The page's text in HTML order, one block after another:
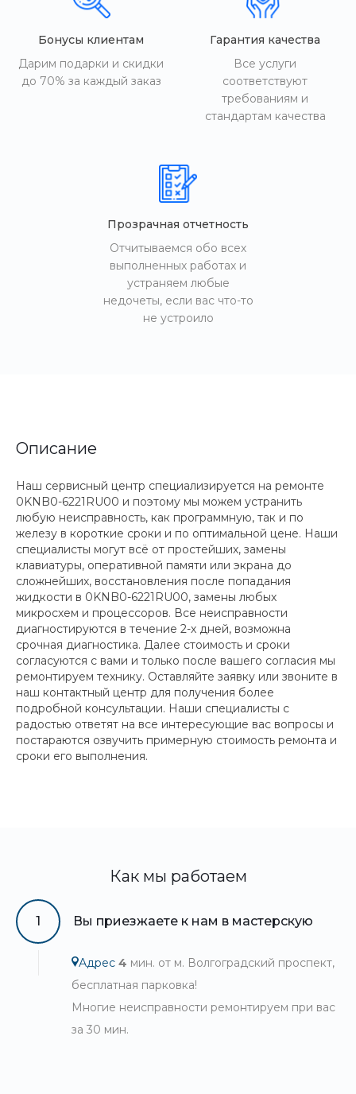
Бонусы клиентам
Дарим подарки и скидки
до 70% за каждый заказ
Гарантия качества
Все услуги
соответствуют
требованиям и
стандартам качества
Прозрачная отчетность
Отчитываемся обо всех
выполненных работах и
устраняем любые
недочеты, если вас что-то
не устроило
Описание
Наш сервисный центр специализируется на ремонте
0KNB0-6221RU00 и поэтому мы можем устранить
любую неисправность, как программную, так и по
железу в короткие сроки и по оптимальной цене. Наши
специалисты могут всё от простейших, замены
клавиатуры, оперативной памяти или экрана до
сложнейших, восстановления после попадания
жидкости в 0KNB0-6221RU00, замены любых
микросхем и процессоров. Все неисправности
диагностируются в течение 2-х дней, возможна
срочная диагностика. Далее стоимость и сроки
согласуются с вами и только после вашего согласия мы
ремонтируем технику. Оставляйте заявку или звоните в
наш контактный центр для получения более
подробной консультации. Наши специалисты с
радостью ответят на все интересующие вас вопросы и
постараются озвучить примерную стоимость ремонта и
сроки его выполнения.
Как мы работаем
1 Вы приезжаете к нам в мастерскую
Адрес 4 мин. от м. Волгоградский проспект,
бесплатная парковка!
Многие неисправности ремонтируем при вас
за 30 мин.